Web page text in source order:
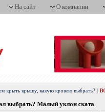
На сайт О компании
крыть крышу, какую кровлю выбрать?
выбрать? Малый уклон ската